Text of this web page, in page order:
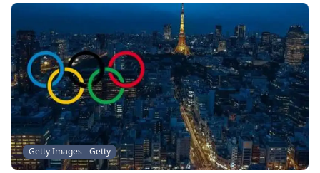
Getty Images - Getty